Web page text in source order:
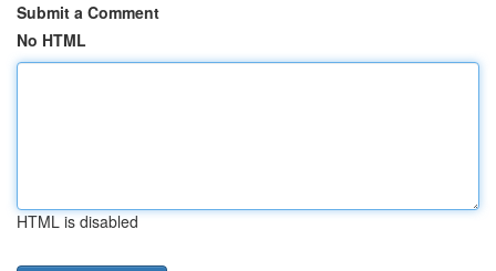
Submit a Comment
No HTML
HTML is disabled